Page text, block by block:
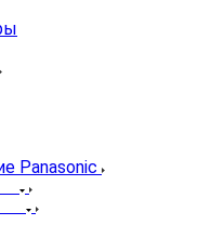
Panasonic